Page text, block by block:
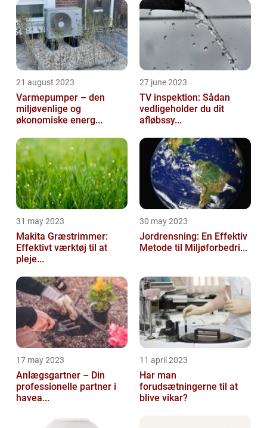
21 august 2023
Varmepumper – den
miljøvenlige og
økonomiske energ...
27 june 2023
TV inspektion: Sådan
vedligeholder du dit
afløbssy...
31 may 2023
Makita Græstrimmer:
Effektivt værktøj til at
pleje...
30 may 2023
Jordrensning: En Effektiv
Metode til Miljøforbedri...
17 may 2023
Anlægsgartner – Din
professionelle partner i
havea...
11 april 2023
Har man
forudsætningerne til at
blive vikar?